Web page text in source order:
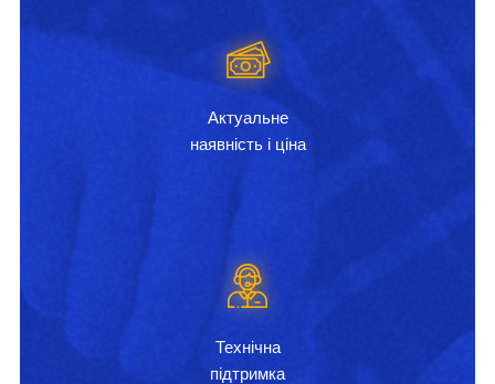
Актуальне
наявність і ціна
Технічна
підтримка